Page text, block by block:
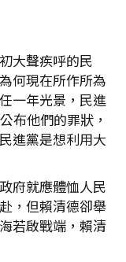
大聲疾呼的民
何現在所作所為
一年光景，民進
布他們的罪狀，
進黨是想利用大
府就應體恤人民
，但賴清德卻舉
若啟戰端，賴清